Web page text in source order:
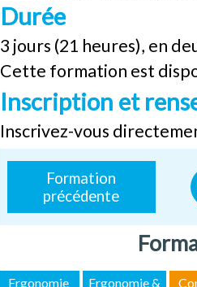
Durée
3 jours (21 heures), en
Cette formation est
Inscription et
Inscrivez-vous
Formation
précédente
Ergonomie Ergonomie &